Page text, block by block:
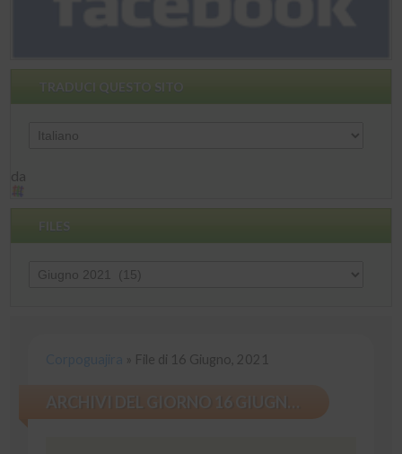
TRADUCI QUESTO SITO
da
FILES
File di 16 Giugno, 2021